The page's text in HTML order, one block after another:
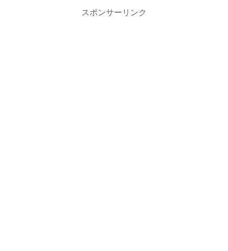
スポンサーリンク